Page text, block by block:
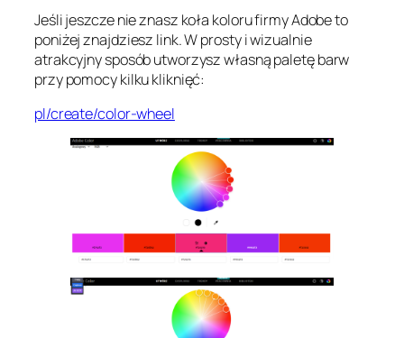
Jeśli jeszcze nie znasz koła koloru firmy Adobe to
poniżej znajdziesz link. W prosty i wizualnie
atrakcyjny sposób utworzysz własną paletę barw
przy pomocy kilku kliknięć:
pl/create/color-wheel